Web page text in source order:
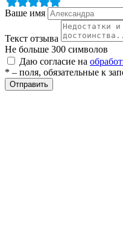
Ваше имя
Текст отзыва
Не больше 300 символов
Даю согласие на
* – поля, обязательные к
Отправить